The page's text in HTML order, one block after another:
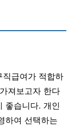
직급여가 적합하
져보고자 한다
좋습니다. 개인
하여 선택하는